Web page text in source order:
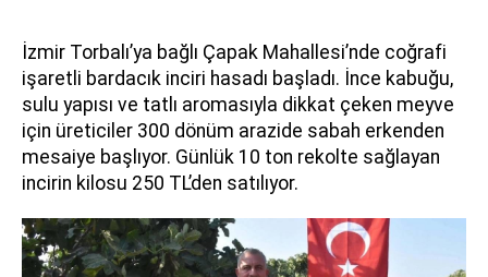
İzmir Torbalı’ya bağlı Çapak Mahallesi’nde coğrafi
işaretli bardacık inciri hasadı başladı. İnce kabuğu,
sulu yapısı ve tatlı aromasıyla dikkat çeken meyve
için üreticiler 300 dönüm arazide sabah erkenden
mesaiye başlıyor. Günlük 10 ton rekolte sağlayan
incirin kilosu 250 TL’den satılıyor.